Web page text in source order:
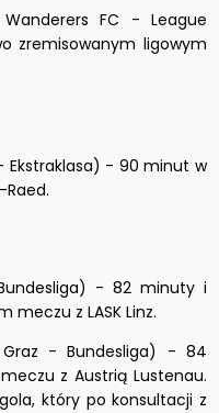
FC - League
zremisowanym ligowym
Ekstraklasa) - 90 minut w
- 82 minuty i
meczu z LASK Linz.
Graz - Bundesliga) - 84
z Austrią Lustenau.
który po konsultacji z